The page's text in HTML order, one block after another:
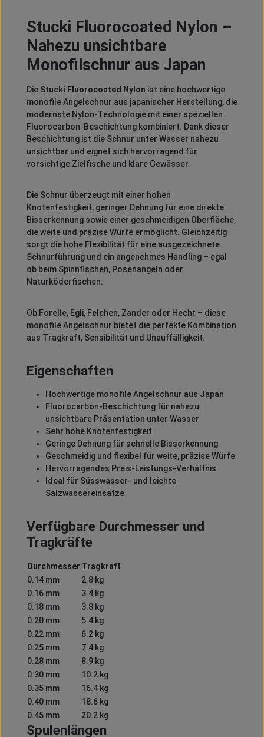
Stucki Fluorocoated Nylon –
Nahezu unsichtbare
Monofilschnur aus Japan
Die Stucki Fluorocoated Nylon ist eine hochwertige
monofile Angelschnur aus japanischer Herstellung, die
modernste Nylon-Technologie mit einer speziellen
Fluorocarbon-Beschichtung kombiniert. Dank dieser
Beschichtung ist die Schnur unter Wasser nahezu
unsichtbar und eignet sich hervorragend für
vorsichtige Zielfische und klare Gewässer.
Die Schnur überzeugt mit einer hohen
Knotenfestigkeit, geringer Dehnung für eine direkte
Bisserkennung sowie einer geschmeidigen Oberfläche,
die weite und präzise Würfe ermöglicht. Gleichzeitig
sorgt die hohe Flexibilität für eine ausgezeichnete
Schnurführung und ein angenehmes Handling – egal
ob beim Spinnfischen, Posenangeln oder
Naturköderfischen.
Ob Forelle, Egli, Felchen, Zander oder Hecht – diese
monofile Angelschnur bietet die perfekte Kombination
aus Tragkraft, Sensibilität und Unauffälligkeit.
Eigenschaften
Hochwertige monofile Angelschnur aus Japan
Fluorocarbon-Beschichtung für nahezu
unsichtbare Präsentation unter Wasser
Sehr hohe Knotenfestigkeit
Geringe Dehnung für schnelle Bisserkennung
Geschmeidig und flexibel für weite, präzise Würfe
Hervorragendes Preis-Leistungs-Verhältnis
Ideal für Süsswasser- und leichte
Salzwassereinsätze
Verfügbare Durchmesser und
Tragkräfte
Durchmesser Tragkraft
0.14 mm
2.8 kg
0.16 mm
3.4 kg
0.18 mm
3.8 kg
0.20 mm
5.4 kg
0.22 mm
6.2 kg
0.25 mm
7.4 kg
0.28 mm
8.9 kg
0.30 mm
10.2 kg
0.35 mm
16.4 kg
0.40 mm
18.6 kg
0.45 mm
20.2 kg
Spulenlängen